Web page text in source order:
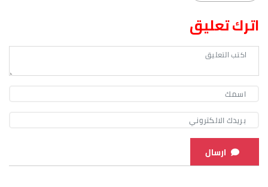
اترك تعليق
ارسال